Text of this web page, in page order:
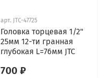
арт. JTC-47725
Головка торцевая 1/2"
25мм 12-ти гранная
глубокая L=76мм JTC
700 ₽